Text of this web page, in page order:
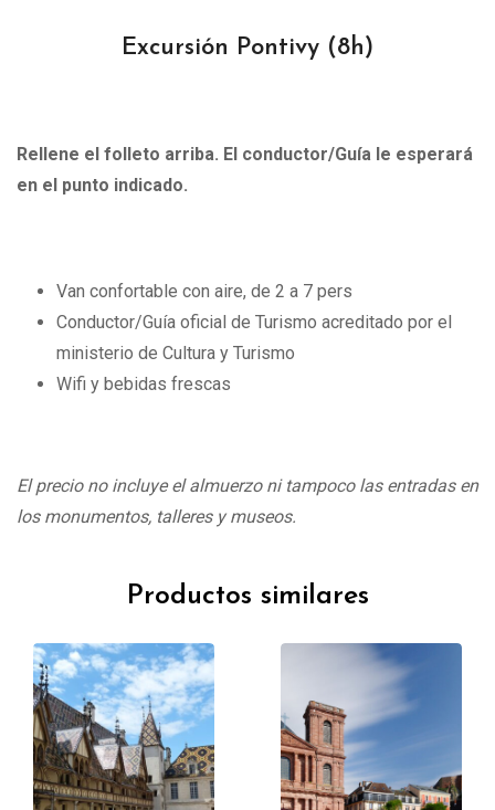
Excursión Pontivy (8h)
Rellene el folleto arriba. El conductor/Guía le esperará
en el punto indicado.
Van confortable con aire, de 2 a 7 pers
Conductor/Guía oficial de Turismo acreditado por el
ministerio de Cultura y Turismo
Wifi y bebidas frescas
El precio no incluye el almuerzo ni tampoco las entradas en
los monumentos, talleres y museos.
Productos similares